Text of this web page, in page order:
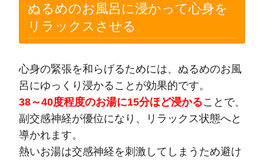
ぬるめのお風呂に浸かって心身を
リラックスさせる
心身の緊張を和らげるためには、ぬるめのお風
呂にゆっくり浸かることが効果的です。
38～40度程度のお湯に15分ほど浸かることで、
副交感神経が優位になり、リラックス状態へと
導かれます。
熱いお湯は交感神経を刺激してしまうため避け